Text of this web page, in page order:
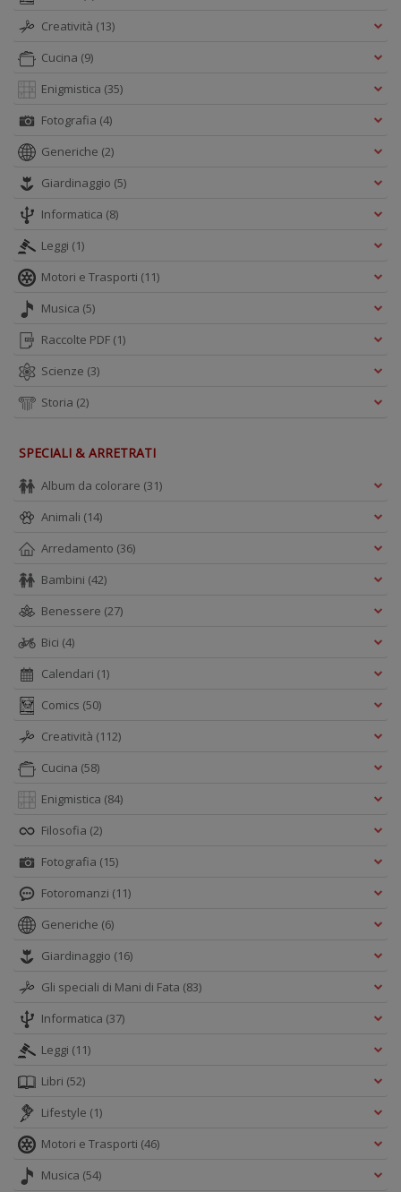
Creatività (13)
Cucina (9)
Enigmistica (35)
Fotografia (4)
Generiche (2)
Giardinaggio (5)
Informatica (8)
Leggi (1)
Motori e Trasporti (11)
Musica (5)
Raccolte PDF (1)
Scienze (3)
Storia (2)
SPECIALI & ARRETRATI
Album da colorare (31)
Animali (14)
Arredamento (36)
Bambini (42)
Benessere (27)
Bici (4)
Calendari (1)
Comics (50)
Creatività (112)
Cucina (58)
Enigmistica (84)
Filosofia (2)
Fotografia (15)
Fotoromanzi (11)
Generiche (6)
Giardinaggio (16)
Gli speciali di Mani di Fata (83)
Informatica (37)
Leggi (11)
Libri (52)
Lifestyle (1)
Motori e Trasporti (46)
Musica (54)